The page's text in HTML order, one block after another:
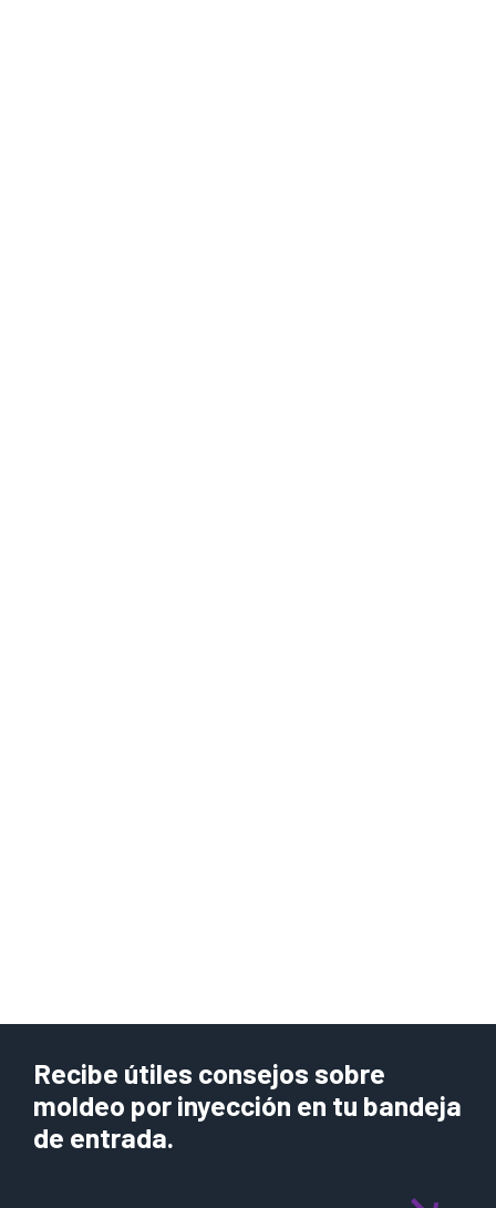
Recibe útiles consejos sobre
moldeo por inyección en tu bandeja
de entrada.